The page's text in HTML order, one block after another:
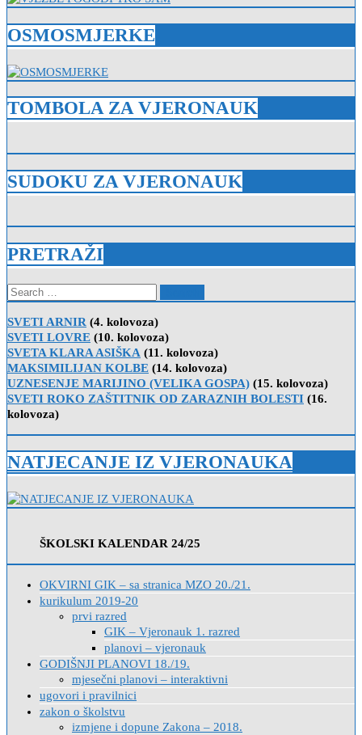
OSMOSMJERKE
TOMBOLA ZA VJERONAUK
SUDOKU ZA VJERONAUK
PRETRAŽI
Search
for:
SVETI ARNIR (4. kolovoza)
SVETI LOVRE (10. kolovoza)
SVETA KLARA ASIŠKA (11. kolovoza)
MAKSIMILIJAN KOLBE (14. kolovoza)
UZNESENJE MARIJINO (VELIKA GOSPA) (15. kolovoza)
SVETI ROKO ZAŠTITNIK OD ZARAZNIH BOLESTI (16.
kolovoza)
NATJECANJE IZ VJERONAUKA
ŠKOLSKI KALENDAR 24/25
OKVIRNI GIK – sa stranica MZO 20./21.
kurikulum 2019-20
prvi razred
GIK – Vjeronauk 1. razred
planovi – vjeronauk
GODIŠNJI PLANOVI 18./19.
mjesečni planovi – interaktivni
ugovori i pravilnici
zakon o školstvu
izmjene i dopune Zakona – 2018.